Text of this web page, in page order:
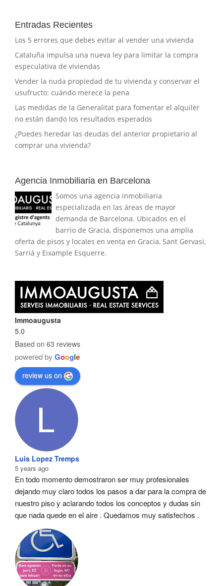
Entradas Recientes
Los 5 errores que debes evitar al vender una vivienda
Cataluña impulsa una nueva ley para limitar la compra
especulativa de viviendas
Vender la nuda propiedad de tu vivienda y conservar el
usufructo: cuándo merece la pena
Las medidas de la Generalitat para fomentar el alquiler
no están dando los resultados esperados
¿Puedes heredar las deudas del anterior propietario al
comprar una vivienda?
Agencia Inmobiliaria en Barcelona
Somos una agencia inmobiliaria
especializada en las áreas de mayor
demanda de Barcelona. Ubicados en el
barrio de Gracia, disponemos una amplia
oferta de pisos y locales en venta en Gracia, Sant Gervasi,
Sarriá y Eixample Esquerre.
Immoaugusta
5.0
Based on 63 reviews
powered by Google
review us on
Luis Lopez Tremps
5 years ago
En todo momento demostraron ser muy profesionales
dejando muy claro todos los pasos a dar para la compra de
nuestro piso y aclarando todos los conceptos y dudas sin
que nada quede en el aire . Quedamos muy satisfechos .